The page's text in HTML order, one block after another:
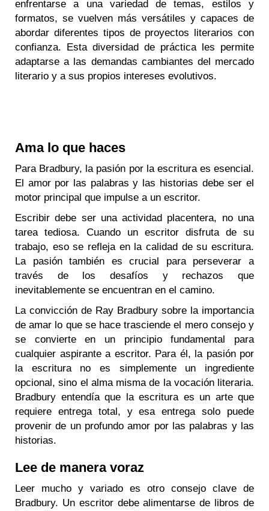
enfrentarse a una variedad de temas, estilos y
formatos, se vuelven más versátiles y capaces de
abordar diferentes tipos de proyectos literarios con
confianza. Esta diversidad de práctica les permite
adaptarse a las demandas cambiantes del mercado
literario y a sus propios intereses evolutivos.
Ama lo que haces
Para Bradbury, la pasión por la escritura es esencial.
El amor por las palabras y las historias debe ser el
motor principal que impulse a un escritor.
Escribir debe ser una actividad placentera, no una
tarea tediosa. Cuando un escritor disfruta de su
trabajo, eso se refleja en la calidad de su escritura.
La pasión también es crucial para perseverar a
través de los desafíos y rechazos que
inevitablemente se encuentran en el camino.
La convicción de Ray Bradbury sobre la importancia
de amar lo que se hace trasciende el mero consejo y
se convierte en un principio fundamental para
cualquier aspirante a escritor. Para él, la pasión por
la escritura no es simplemente un ingrediente
opcional, sino el alma misma de la vocación literaria.
Bradbury entendía que la escritura es un arte que
requiere entrega total, y esa entrega solo puede
provenir de un profundo amor por las palabras y las
historias.
Lee de manera voraz
Leer mucho y variado es otro consejo clave de
Bradbury. Un escritor debe alimentarse de libros de